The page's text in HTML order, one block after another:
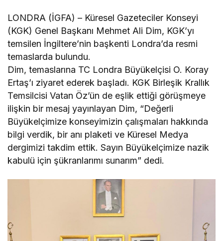
LONDRA (İGFA) – Küresel Gazeteciler Konseyi
(KGK) Genel Başkanı Mehmet Ali Dim, KGK’yı
temsilen İngiltere’nin başkenti Londra’da resmi
temaslarda bulundu.
Dim, temaslarına TC Londra Büyükelçisi O. Koray
Ertaş’ı ziyaret ederek başladı. KGK Birleşik Krallık
Temsilcisi Vatan Öz’ün de eşlik ettiği görüşmeye
ilişkin bir mesaj yayınlayan Dim, “Değerli
Büyükelçimize konseyimizin çalışmaları hakkında
bilgi verdik, bir anı plaketi ve Küresel Medya
dergimizi takdim ettik. Sayın Büyükelçimize nazik
kabulü için şükranlarımı sunarım” dedi.